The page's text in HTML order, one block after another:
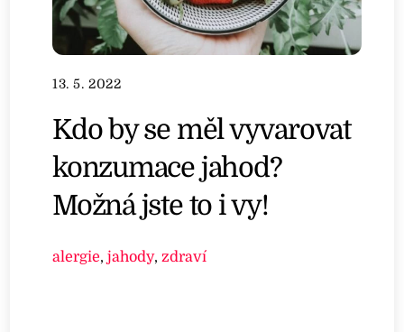
13. 5. 2022
Kdo by se měl vyvarovat
konzumace jahod?
Možná jste to i vy!
alergie,jahody, zdraví